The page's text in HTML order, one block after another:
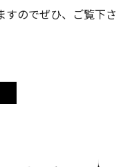
すのでぜひ、ご覧下さ